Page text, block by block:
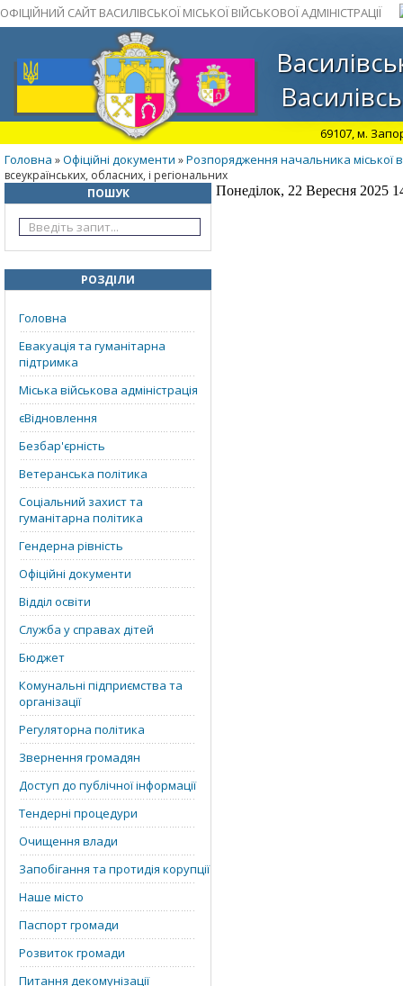
ОФІЦІЙНИЙ САЙТ ВАСИЛІВСЬКОЇ МІСЬКОЇ ВІЙСЬКОВОЇ АДМІНІСТРАЦІЇ
69107, м.
Головна »Офіційні документи »Розпорядження начальника міської
всеукраїнських, обласних, і регіональних
ПОШУК
РОЗДІЛИ
Головна
Евакуація та гуманітарна
підтримка
Міська військова адміністрація
єВідновлення
Безбар'єрність
Ветеранська політика
Соціальний захист та
гуманітарна політика
Гендерна рівність
Офіційні документи
Відділ освіти
Служба у справах дітей
Бюджет
Комунальні підприємства та
організації
Регуляторна політика
Звернення громадян
Доступ до публічної інформації
Тендерні процедури
Очищення влади
Запобігання та протидія корупції
Наше місто
Паспорт громади
Розвиток громади
Питання декомунізації
Понеділок, 22 Вересня 2025